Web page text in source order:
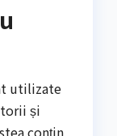
utilizate
și
conțin